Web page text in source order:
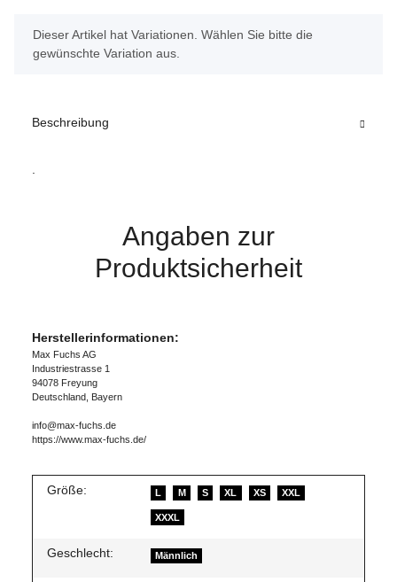
x
Dieser Artikel hat Variationen. Wählen Sie bitte die
gewünschte Variation aus.
Beschreibung
.
Angaben zur
Produktsicherheit
Herstellerinformationen:
Max Fuchs AG
Industriestrasse 1
94078 Freyung
Deutschland, Bayern
info@max-fuchs.de
https://www.max-fuchs.de/
Größe: L M S XL XS XXL
XXXL
Geschlecht: Männlich